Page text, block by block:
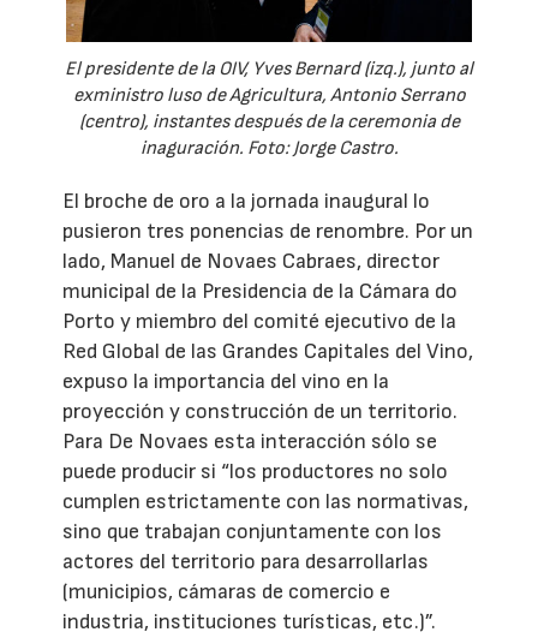
El presidente de la OIV, Yves Bernard (izq.), junto al
exministro luso de Agricultura, Antonio Serrano
(centro), instantes después de la ceremonia de
inaguración. Foto: Jorge Castro.
El broche de oro a la jornada inaugural lo
pusieron tres ponencias de renombre. Por un
lado, Manuel de Novaes Cabraes, director
municipal de la Presidencia de la Cámara do
Porto y miembro del comité ejecutivo de la
Red Global de las Grandes Capitales del Vino,
expuso la importancia del vino en la
proyección y construcción de un territorio.
Para De Novaes esta interacción sólo se
puede producir si “los productores no solo
cumplen estrictamente con las normativas,
sino que trabajan conjuntamente con los
actores del territorio para desarrollarlas
(municipios, cámaras de comercio e
industria, instituciones turísticas, etc.)”.